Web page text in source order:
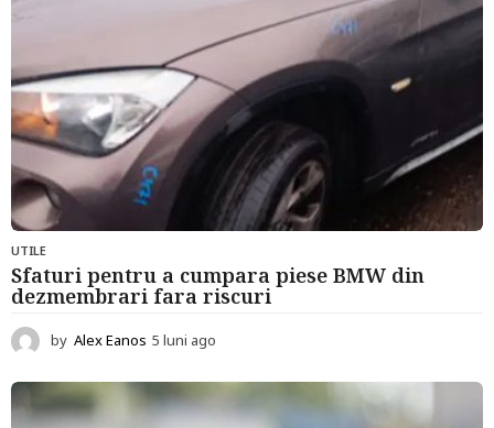
UTILE
Sfaturi pentru a cumpara piese BMW din
dezmembrari fara riscuri
by Alex Eanos 5 luni ago
u
n